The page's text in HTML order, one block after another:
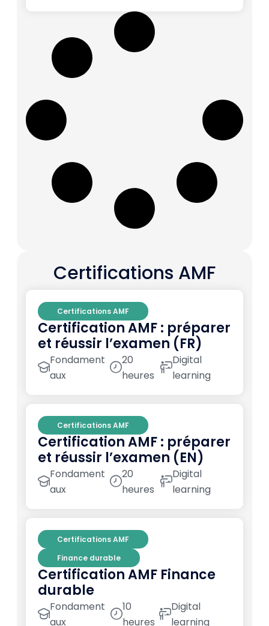
Certifications AMF
Certifications AMF
Certification AMF : préparer
et réussir l’examen (FR)
Fondament
aux
20
heures
Digital
learning
Certifications AMF
Certification AMF : préparer
et réussir l’examen (EN)
Fondament
aux
20
heures
Digital
learning
Certifications AMF
Finance durable
Certification AMF Finance
durable
Fondament
aux
10
heures
Digital
learning